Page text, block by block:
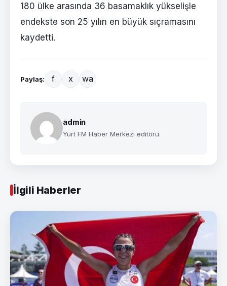
180 ülke arasında 36 basamaklık yükselişle
endekste son 25 yılın en büyük sıçramasını
kaydetti.
Paylaş: f x wa
admin
Yurt FM Haber Merkezi editörü.
İlgili Haberler